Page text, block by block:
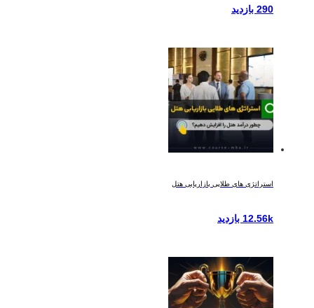
290 بازدید
استراتژی های طلایی بازاریابی هتل
12.56k بازدید